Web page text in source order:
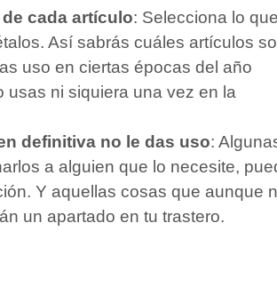
cada artículo: Selecciona lo que
Así sabrás cuáles artículos
uso en ciertas épocas del año
usas ni siquiera una vez en la
definitiva no le das uso:
a alguien que lo necesite,
Y aquellas cosas que aunque
un apartado en tu trastero.